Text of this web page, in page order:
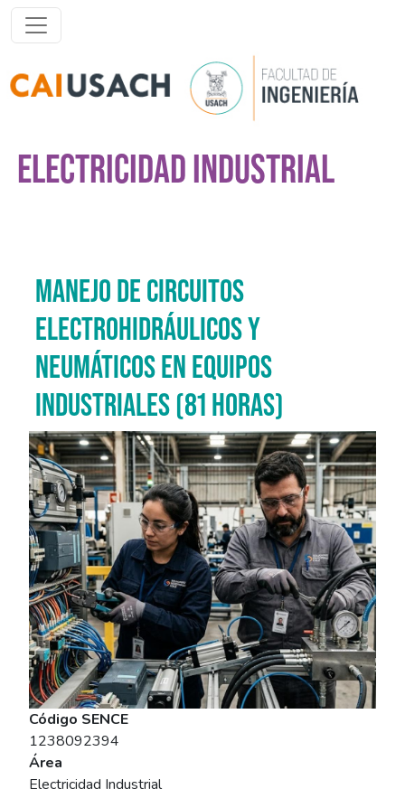
Pasar al contenido principal
ELECTRICIDAD INDUSTRIAL
MANEJO DE CIRCUITOS
ELECTROHIDRÁULICOS Y
NEUMÁTICOS EN EQUIPOS
INDUSTRIALES (81 HORAS)
Imagen del curso
Código SENCE
1238092394
Área
Electricidad Industrial